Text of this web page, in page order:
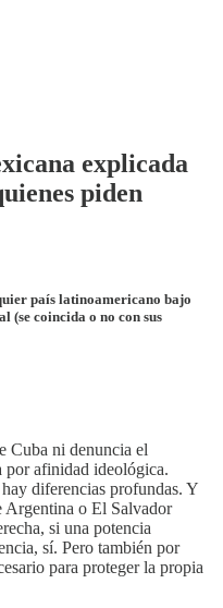
explicada
piden
país latinoamericano bajo
(se coincida o no con sus
Cuba ni denuncia el
por afinidad ideológica.
diferencias profundas. Y
Argentina o El Salvador
si una potencia
sí. Pero también por
para proteger la propia